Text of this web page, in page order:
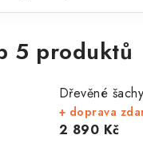
5 produktů
Dřevěné
+ doprava
2 890 Kč